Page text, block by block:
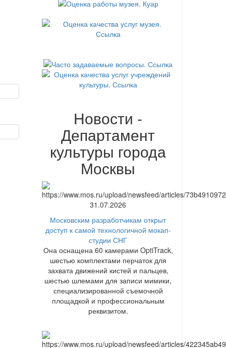
Новости -
Департамент
культуры города
Москвы
31.07.2026
Московским разработчикам открыт
доступ к самой технологичной мокап-
студии СНГ
Она оснащена 60 камерами OptiTrack,
шестью комплектами перчаток для
захвата движений кистей и пальцев,
шестью шлемами для записи мимики,
специализированной съемочной
площадкой и профессиональным
реквизитом.